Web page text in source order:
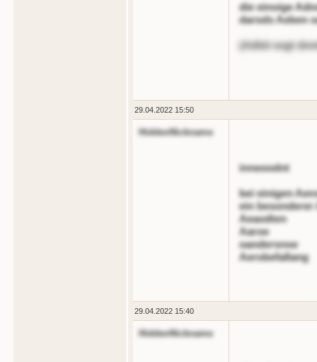
die einoige
darods Aeben
(Aditd sngt
29.04.2022 15:50
HiddenNickname
inneoodnt
bei einigen
ein besonderer
Aeaodten
Aaroe
oandersnoe
Aerobefallang
29.04.2022 15:40
HiddenNickname